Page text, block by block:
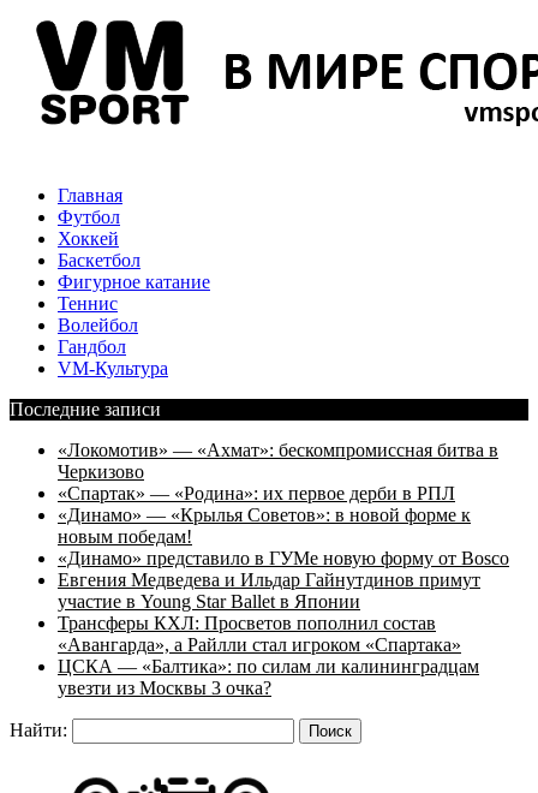
Главная
Футбол
Хоккей
Баскетбол
Фигурное катание
Теннис
Волейбол
Гандбол
VM-Культура
Последние записи
«Локомотив» — «Ахмат»: бескомпромиссная битва в
Черкизово
«Спартак» — «Родина»: их первое дерби в РПЛ
«Динамо» — «Крылья Советов»: в новой форме к
новым победам!
«Динамо» представило в ГУМе новую форму от Bosco
Евгения Медведева и Ильдар Гайнутдинов примут
участие в Young Star Ballet в Японии
Трансферы КХЛ: Просветов пополнил состав
«Авангарда», а Райлли стал игроком «Спартака»
ЦСКА — «Балтика»: по силам ли калининградцам
увезти из Москвы 3 очка?
Найти: